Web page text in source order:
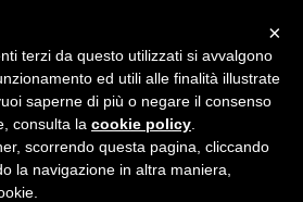
×
terzi da questo utilizzati si avvalgono
ed utili alle finalità illustrate
saperne di più o negare il consenso
consulta la cookie policy
scorrendo questa pagina, cliccando
la navigazione in altra maniera,